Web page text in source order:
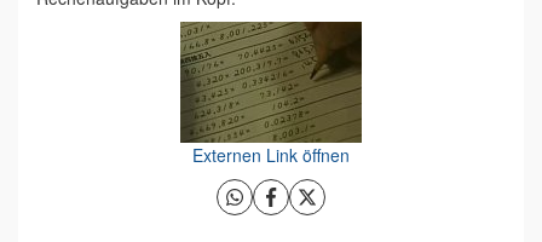
Externen Link öffnen